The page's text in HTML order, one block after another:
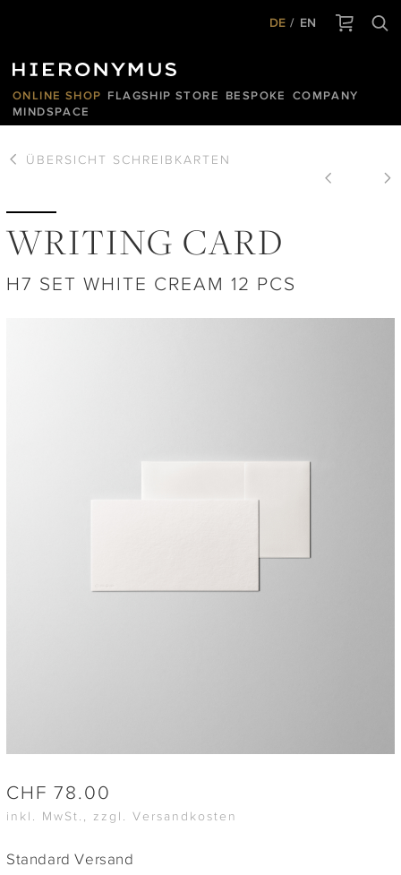
DE EN
ONLINE SHOP FLAGSHIP STORE BESPOKE
COMPANY
MINDSPACE
ÜBERSICHT SCHREIBKARTEN
WRITING CARD
H7 SET WHITE CREAM 12 PCS
CHF 78.00
inkl. MwSt., zzgl. Versandkosten
Standard Versand